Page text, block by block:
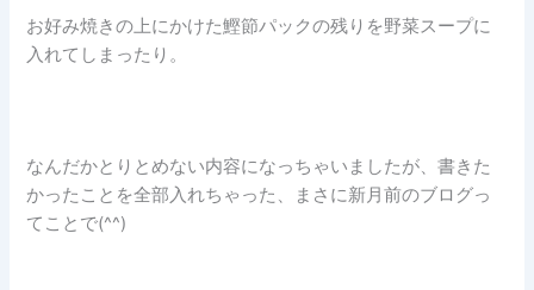
お好み焼きの上にかけた鰹節パックの残りを野菜スープに
入れてしまったり。
なんだかとりとめない内容になっちゃいましたが、書きた
かったことを全部入れちゃった、まさに新月前のブログっ
てことで(^^)